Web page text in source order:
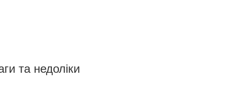
та недоліки